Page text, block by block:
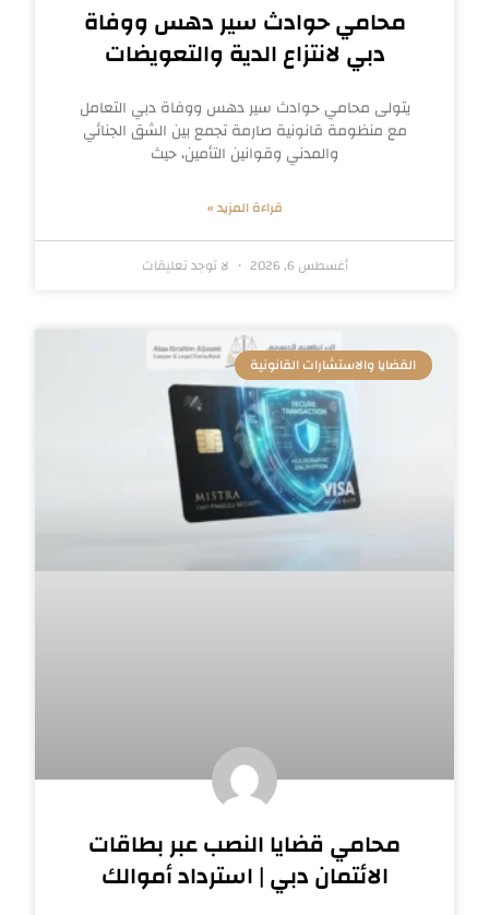
محامي حوادث سير دهس ووفاة
دبي لانتزاع الدية والتعويضات
يتولى محامي حوادث سير دهس ووفاة دبي التعامل
مع منظومة قانونية صارمة تجمع بين الشق الجنائي
والمدني وقوانين التأمين، حيث
قراءة المزيد »
أغسطس 6, 2026 لا توجد تعليقات
القضايا والاستشارات القانونية
محامي قضايا النصب عبر بطاقات
الائتمان دبي | استرداد أموالك